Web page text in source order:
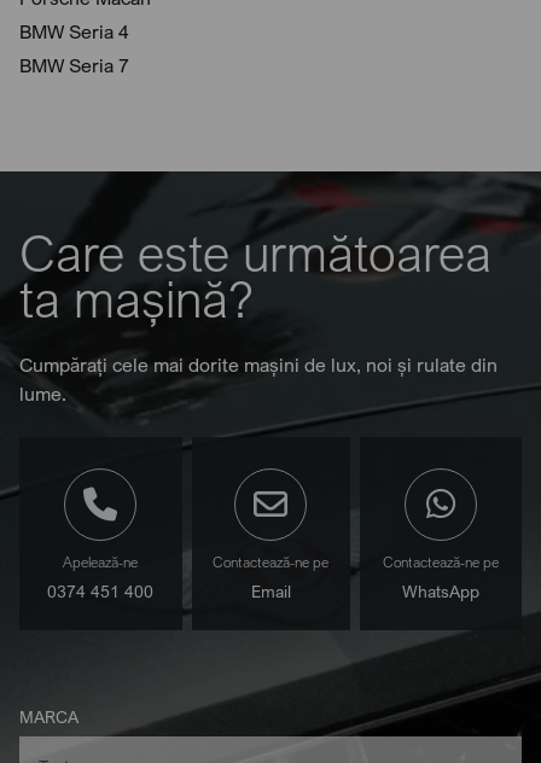
BMW Seria 4
BMW Seria 7
Care este următoarea
ta mașină?
Cumpărați cele mai dorite mașini de lux, noi și rulate din
lume.
Apelează-ne
0374 451 400
Contactează-ne pe
Email
Contactează-ne pe
WhatsApp
MARCA